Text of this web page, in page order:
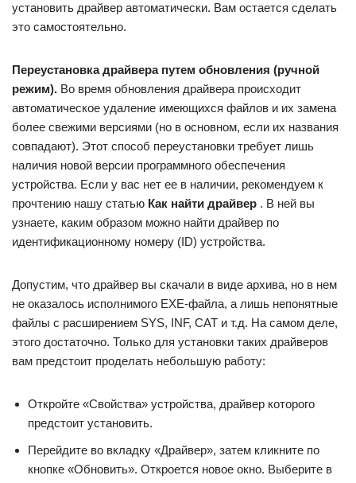
установить драйвер автоматически. Вам остается сделать
это самостоятельно.
Переустановка драйвера путем обновления (ручной
режим). Во время обновления драйвера происходит
автоматическое удаление имеющихся файлов и их замена
более свежими версиями (но в основном, если их названия
совпадают). Этот способ переустановки требует лишь
наличия новой версии программного обеспечения
устройства. Если у вас нет ее в наличии, рекомендуем к
прочтению нашу статью Как найти драйвер . В ней вы
узнаете, каким образом можно найти драйвер по
идентификационному номеру (ID) устройства.
Допустим, что драйвер вы скачали в виде архива, но в нем
не оказалось исполнимого EXE-файла, а лишь непонятные
файлы с расширением SYS, INF, CAT и т.д. На самом деле,
этого достаточно. Только для установки таких драйверов
вам предстоит проделать небольшую работу:
Откройте «Свойства» устройства, драйвер которого
предстоит установить.
Перейдите во вкладку «Драйвер», затем кликните по
кнопке «Обновить». Откроется новое окно. Выберите в